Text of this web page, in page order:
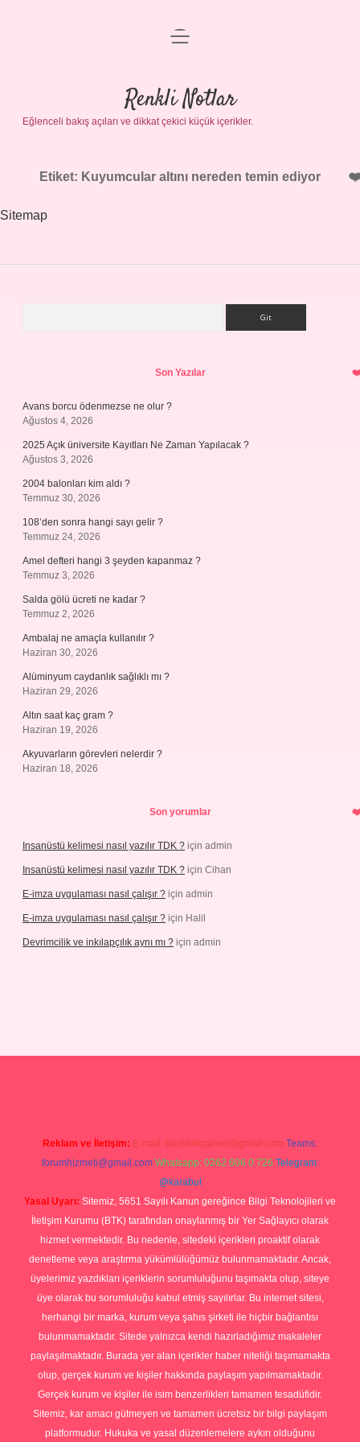
Gizlilik Politikası
Yasal Uyarı
menüyü
Renkli Notlar
Eğlenceli bakış açıları ve dikkat çekici küçük içerikler.
Etiket: Kuyumcular altını nereden temin ediyor
Sitemap
Son Yazılar
Avans borcu ödenmezse ne olur ?
Ağustos 4, 2026
2025 Açık üniversite Kayıtları Ne Zaman Yapılacak ?
Ağustos 3, 2026
2004 balonları kim aldı ?
Temmuz 30, 2026
108’den sonra hangi sayı gelir ?
Temmuz 24, 2026
Amel defteri hangi 3 şeyden kapanmaz ?
Temmuz 3, 2026
Salda gölü ücreti ne kadar ?
Temmuz 2, 2026
Ambalaj ne amaçla kullanılır ?
Haziran 30, 2026
Alüminyum caydanlık sağlıklı mı ?
Haziran 29, 2026
Altın saat kaç gram ?
Haziran 19, 2026
Akyuvarların görevleri nelerdir ?
Haziran 18, 2026
Son yorumlar
Insanüstü kelimesi nasıl yazılır TDK ? için admin
Insanüstü kelimesi nasıl yazılır TDK ? için Cihan
E-imza uygulaması nasıl çalışır ? için admin
E-imza uygulaması nasıl çalışır ? için Halil
Devrimcilik ve inkılapçılık aynı mı ? için admin
Reklam ve İletişim: E-mail: backlinkpaneli@gmail.com Teams:
forumhizmeti@gmail.com Whatsapp: 0262 606 0 726 Telegram:
@karabul
Yasal Uyarı: Sitemiz, 5651 Sayılı Kanun gereğince Bilgi Teknolojileri ve
İletişim Kurumu (BTK) tarafından onaylanmış bir Yer Sağlayıcı olarak
hizmet vermektedir. Bu nedenle, sitedeki içerikleri proaktif olarak
denetleme veya araştırma yükümlülüğümüz bulunmamaktadır. Ancak,
üyelerimiz yazdıkları içeriklerin sorumluluğunu taşımakta olup, siteye
üye olarak bu sorumluluğu kabul etmiş sayılırlar. Bu internet sitesi,
herhangi bir marka, kurum veya şahıs şirketi ile hiçbir bağlantısı
bulunmamaktadır. Sitede yalnızca kendi hazırladığımız makaleler
paylaşılmaktadır. Burada yer alan içerikler haber niteliği taşımamakta
olup, gerçek kurum ve kişiler hakkında paylaşım yapılmamaktadır.
Gerçek kurum ve kişiler ile isim benzerlikleri tamamen tesadüfidir.
Sitemiz, kar amacı gütmeyen ve tamamen ücretsiz bir bilgi paylaşım
platformudur. Hukuka ve yasal düzenlemelere aykırı olduğunu